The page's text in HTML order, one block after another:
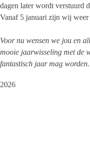
dagen later wordt verstuurd
Vanaf 5 januari zijn wij weer
Voor nu wensen we jou en
mooie jaarwisseling met de
fantastisch jaar mag worden.
2026